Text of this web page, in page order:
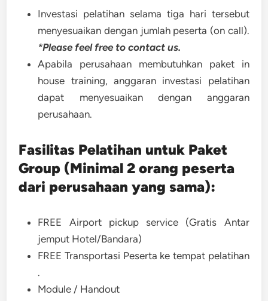
Investasi pelatihan selama tiga hari tersebut
menyesuaikan dengan jumlah peserta (on call).
*Please feel free to contact us.
Apabila perusahaan membutuhkan paket in
house training, anggaran investasi pelatihan
dapat menyesuaikan dengan anggaran
perusahaan.
Fasilitas Pelatihan untuk Paket
Group (Minimal 2 orang peserta
dari perusahaan yang sama):
FREE Airport pickup service (Gratis Antar
jemput Hotel/Bandara)
FREE Transportasi Peserta ke tempat pelatihan
.
Module / Handout